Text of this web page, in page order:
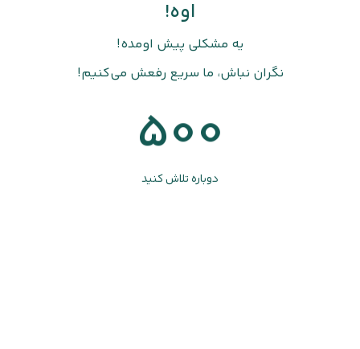
اوه!
یه مشکلی پیش اومده!
نگران نباش، ما سریع رفعش می‌کنیم!
500
دوباره تلاش کنید